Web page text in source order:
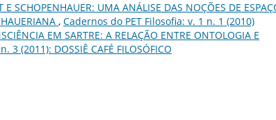
E SCHOPENHAUER: UMA ANÁLISE DAS NOÇÕES DE
, Cadernos do PET Filosofia: v. 1 n. 1 (2010)
EM SARTRE: A RELAÇÃO ENTRE ONTOLOGIA E
(2011): DOSSIÊ CAFÉ FILOSÓFICO